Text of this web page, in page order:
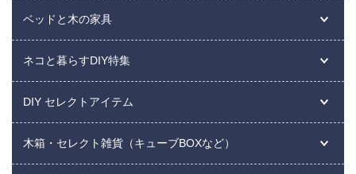
ベッドと木の家具
ネコと暮らすDIY特集
DIY セレクトアイテム
木箱・セレクト雑貨（キューブBOXなど）